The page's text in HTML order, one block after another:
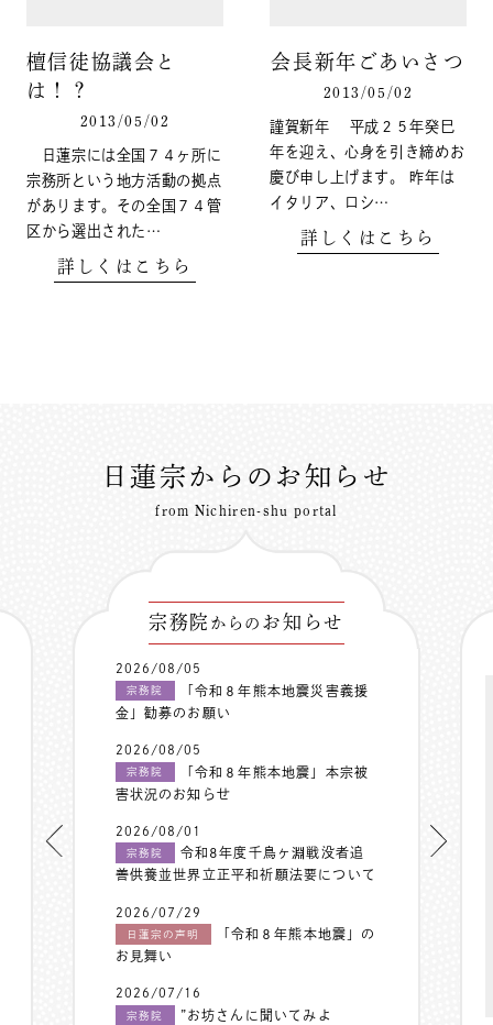
檀信徒協議会と
は！？
2013/05/02
日蓮宗には全国７４ヶ所に
宗務所という地方活動の拠点
があります。その全国７４管
区から選出された…
詳しくはこちら
会長新年ごあいさつ
2013/05/02
謹賀新年 平成２５年癸巳
年を迎え、心身を引き締めお
慶び申し上げます。 昨年は
イタリア、ロシ…
詳しくはこちら
日蓮宗からのお知らせ
from Nichiren-shu portal
宗務院 からの お知らせ
2026/08/05
宗務院
「令和８年熊本地震災害義援
金」勧募のお願い
2026/08/05
宗務院
「令和８年熊本地震」本宗被
害状況のお知らせ
2026/08/01
宗務院
令和8年度千鳥ヶ淵戦没者追
善供養並世界立正平和祈願法要について
2026/07/29
日蓮宗の声明
「令和８年熊本地震」の
お見舞い
2026/07/16
宗務院 ”お坊さんに聞いてみよ